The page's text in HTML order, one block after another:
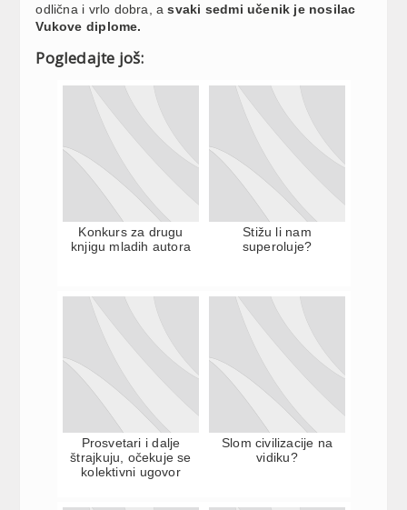
odlična i vrlo dobra, asvaki sedmi učenik je nosilac
Vukove diplome.
Pogledajte još:
Konkurs za drugu
knjigu mladih autora
Stižu li nam
superoluje?
Prosvetari i dalje
štrajkuju, očekuje se
kolektivni ugovor
Slom civilizacije na
vidiku?